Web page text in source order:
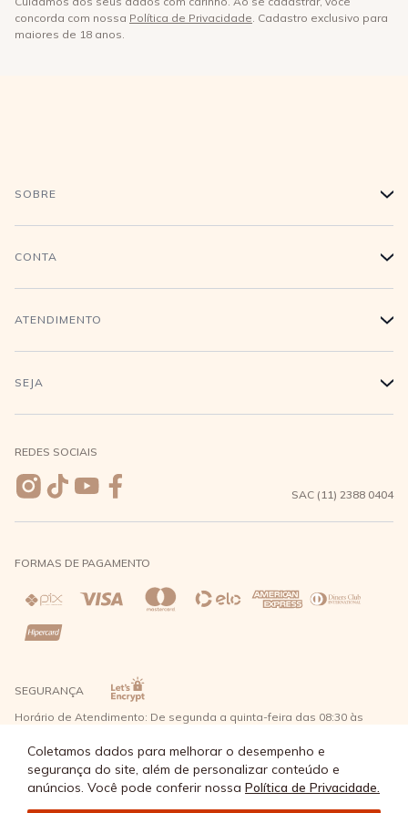
Coletamos dados para melhorar o desempenho e
segurança do site, além de personalizar conteúdo e
anúncios. Você pode conferir nossa Política de Privacidade.
concorda com nossa Política de Privacidade. Cadastro exclusivo para
maiores de 18 anos.
SOBRE +
História
Conecte-se
CONTA +
Login
Meus pedidos
Wishlist
ATENDIMENTO +
Compra Segura
Entrega e Frete
Trocas e Devoluções
Direito de Arrependimento
Política de Privacidade
SEJA +
REDES SOCIAIS
SAC (11) 2388 0404
FORMAS DE PAGAMENTO
SEGURANÇA
Horário de Atendimento: De segunda a quinta-feira das 08:30 às
nível 2 - Bairro Capuava Mauá - São Paulo, CEP: 09380-115 - Água
Doce Comércio de Roupas e Acessórios Ltda - CNPJ: 57.484.768/0064-
© Água Doce 2026 - Todos os direitos reservados